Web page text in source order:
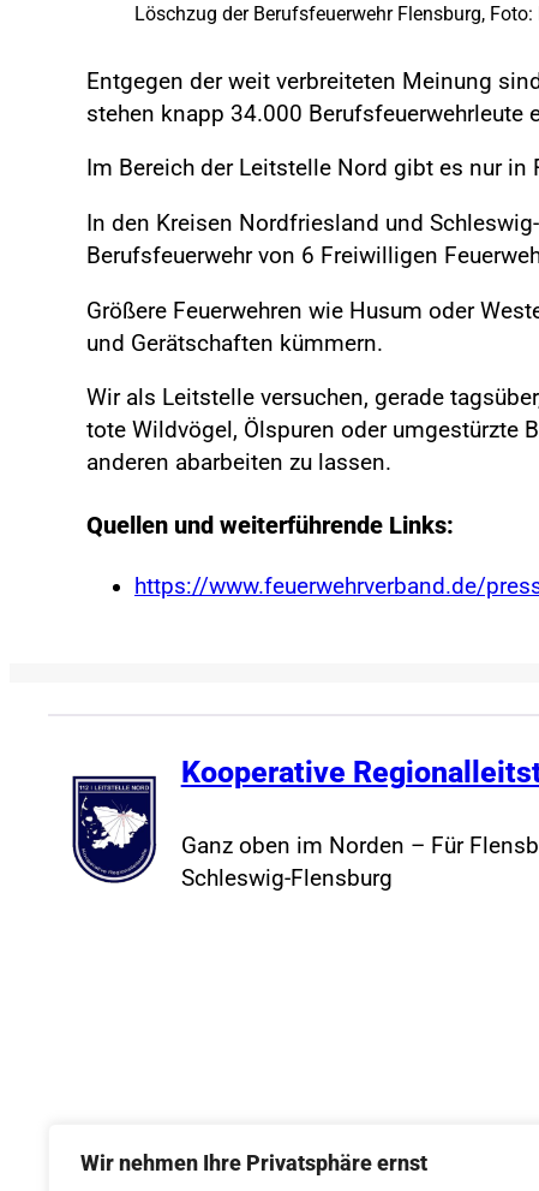
Wir nehmen Ihre Privatsphäre ernst
Löschzug der Berufsfeuerwehr Flensburg,
Entgegen der weit verbreiteten Meinung
stehen knapp 34.000 Berufsfeuerwehrleute
Im Bereich der Leitstelle Nord gibt es nur in
In den Kreisen Nordfriesland und
Berufsfeuerwehr von 6 Freiwilligen
Größere Feuerwehren wie Husum oder
und Gerätschaften kümmern.
Wir als Leitstelle versuchen, gerade
tote Wildvögel, Ölspuren oder umgestürzte
anderen abarbeiten zu lassen.
Quellen und weiterführende Links:
https://www.feuerwehrverband.de/
Kooperative
Ganz oben im Norden – Für
Schleswig-Flensburg